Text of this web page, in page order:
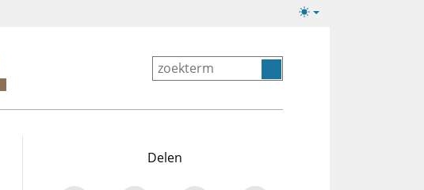
Lichte/donkere
Delen